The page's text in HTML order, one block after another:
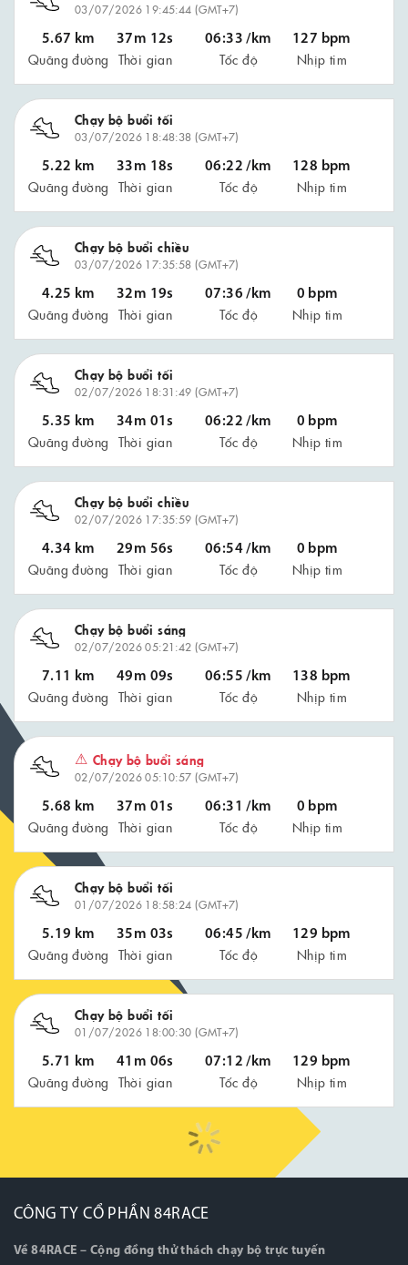
03/07/2026 19:45:44 (GMT+7)
5.67 km
Quãng đường
37m 12s
Thời gian
06:33 /km
Tốc độ
127 bpm
Nhịp tim
Chạy bộ buổi tối
03/07/2026 18:48:38 (GMT+7)
5.22 km
Quãng đường
33m 18s
Thời gian
06:22 /km
Tốc độ
128 bpm
Nhịp tim
Chạy bộ buổi chiều
03/07/2026 17:35:58 (GMT+7)
4.25 km
Quãng đường
32m 19s
Thời gian
07:36 /km
Tốc độ
0 bpm
Nhịp tim
Chạy bộ buổi tối
02/07/2026 18:31:49 (GMT+7)
5.35 km
Quãng đường
34m 01s
Thời gian
06:22 /km
Tốc độ
0 bpm
Nhịp tim
Chạy bộ buổi chiều
02/07/2026 17:35:59 (GMT+7)
4.34 km
Quãng đường
29m 56s
Thời gian
06:54 /km
Tốc độ
0 bpm
Nhịp tim
Chạy bộ buổi sáng
02/07/2026 05:21:42 (GMT+7)
7.11 km
Quãng đường
49m 09s
Thời gian
06:55 /km
Tốc độ
138 bpm
Nhịp tim
⚠ Chạy bộ buổi sáng
02/07/2026 05:10:57 (GMT+7)
5.68 km
Quãng đường
37m 01s
Thời gian
06:31 /km
Tốc độ
0 bpm
Nhịp tim
Chạy bộ buổi tối
01/07/2026 18:58:24 (GMT+7)
5.19 km
Quãng đường
35m 03s
Thời gian
06:45 /km
Tốc độ
129 bpm
Nhịp tim
Chạy bộ buổi tối
01/07/2026 18:00:30 (GMT+7)
5.71 km
Quãng đường
41m 06s
Thời gian
07:12 /km
Tốc độ
129 bpm
Nhịp tim
CÔNG TY CỔ PHẦN 84RACE
Về 84RACE – Cộng đồng thử thách chạy bộ trực tuyến